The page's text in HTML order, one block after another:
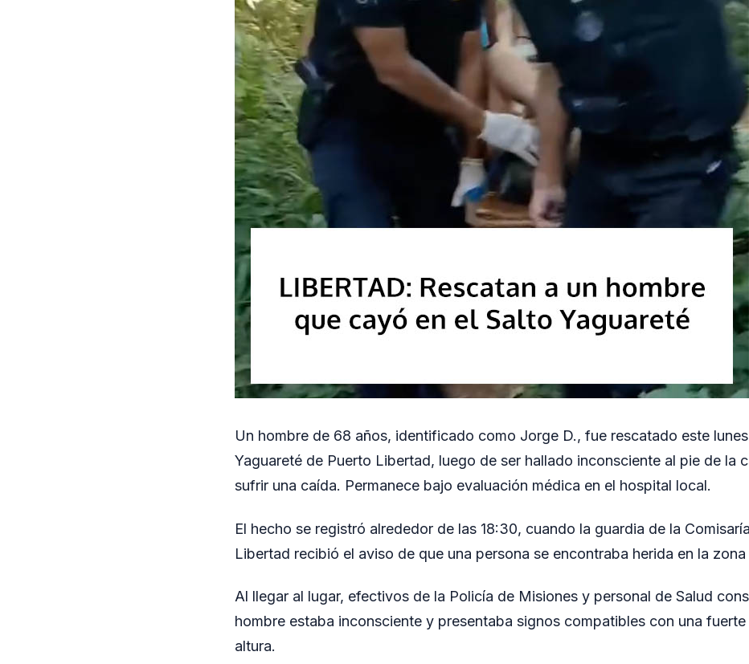
Un hombre de 68 años, identificado como Jorge D., fue rescatado este
Yaguareté de Puerto Libertad, luego de ser hallado inconsciente al pie de la
sufrir una caída. Permanece bajo evaluación médica en el hospital local.
El hecho se registró alrededor de las 18:30, cuando la guardia de la
Libertad recibió el aviso de que una persona se encontraba herida en la
Al llegar al lugar, efectivos de la Policía de Misiones y personal de Salud
hombre estaba inconsciente y presentaba signos compatibles con una
altura.